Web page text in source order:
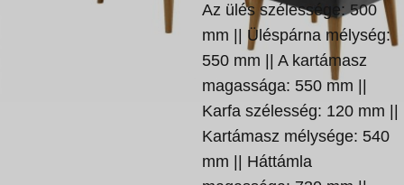
Az ülés szélessége: 500
mm || Üléspárna mélység:
550 mm || A kartámasz
magassága: 550 mm ||
Karfa szélesség: 120 mm ||
Kartámasz mélysége: 540
mm || Háttámla